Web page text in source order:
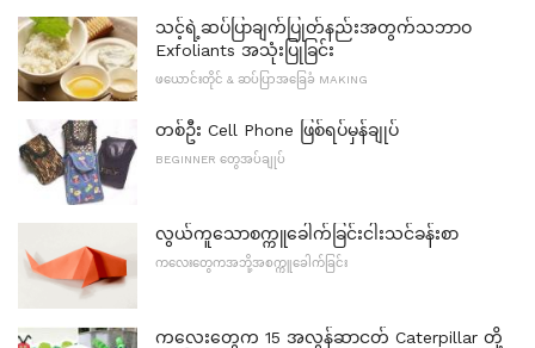
သင့်ရဲ့ဆပ်ပြာချက်ပြုတ်နည်းအတွက်သဘာဝ
Exfoliants အသုံးပြုခြင်း
ဖယောင်းတိုင် & ဆပ်ပြာအခြေခံ MAKING
တစ်ဦး Cell Phone ဖြစ်ရပ်မှန်ချုပ်
BEGINNER တွေအပ်ချုပ်
လွယ်ကူသောစက္ကူခေါက်ခြင်းငါးသင်ခန်းစာ
ကလေးတွေကအဘို့အစက္ကူခေါက်ခြင်း
ကလေးတွေက 15 အလွန်ဆာငတ် Caterpillar တို့